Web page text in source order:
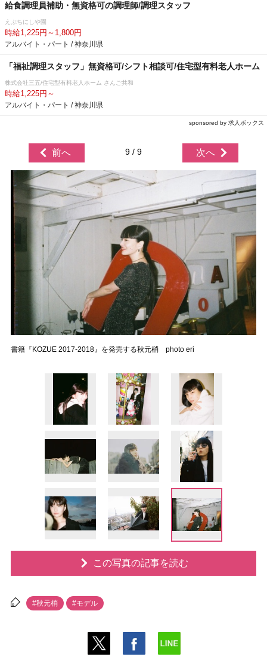
給食調理員補助・無資格可の調理師/調理スタッフ
えぶちにしや園
時給1,225円～1,800円
アルバイト・パート / 神奈川県
「福祉調理スタッフ」無資格可/シフト相談可/住宅型有料老人ホーム
株式会社三五/住宅型有料老人ホーム さんご共和
時給1,225円～
アルバイト・パート / 神奈川県
sponsored by 求人ボックス
前へ 9 / 9 次へ
書籍『KOZUE 2017-2018』を発売する秋元梢 photo eri
この写真の記事を読む
#秋元梢 #モデル